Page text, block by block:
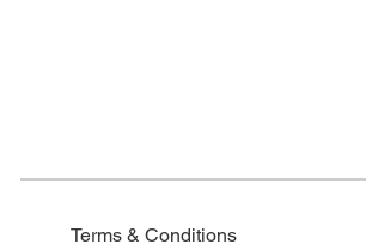
Terms & Conditions